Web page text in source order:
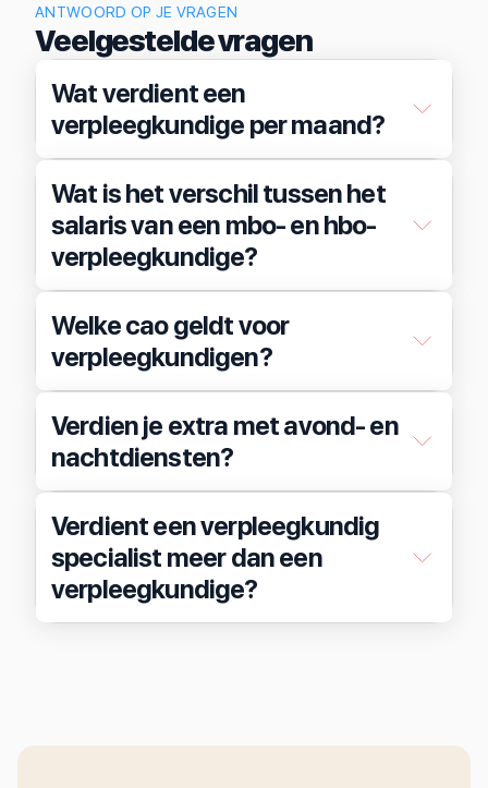
ANTWOORD OP JE VRAGEN
Veelgestelde vragen
Wat verdient een
verpleegkundige per maand?
Wat is het verschil tussen het
salaris van een mbo- en hbo-
verpleegkundige?
Welke cao geldt voor
verpleegkundigen?
Verdien je extra met avond- en
nachtdiensten?
Verdient een verpleegkundig
specialist meer dan een
verpleegkundige?